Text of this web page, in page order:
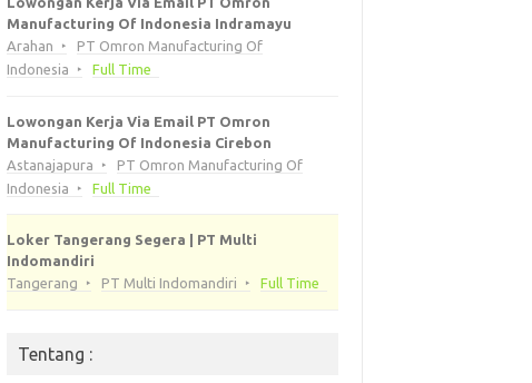
Manufacturing Of Indonesia Indramayu
Arahan
PT Omron Manufacturing Of
Indonesia
Full Time
Lowongan Kerja Via Email PT Omron
Manufacturing Of Indonesia Cirebon
Astanajapura
PT Omron Manufacturing Of
Indonesia
Full Time
Loker Tangerang Segera | PT Multi
Indomandiri
Tangerang
PT Multi Indomandiri Full Time
Tentang :